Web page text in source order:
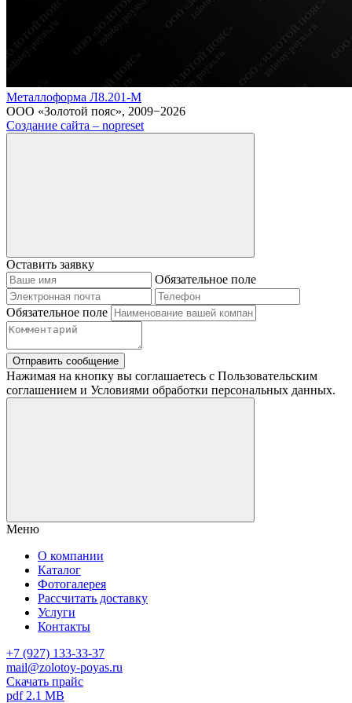
Металлоформа Л8.201-М
ООО «Золотой пояс», 2009−2026
Создание сайта – nopreset
Оставить заявку
Обязательное поле
Обязательное поле
Отправить сообщение
Нажимая на кнопку вы соглашаетесь с Пользовательским
соглашением и Условиями обработки персональных данных.
Меню
О компании
Каталог
Фотогалерея
Рассчитать доставку
Услуги
Контакты
+7 (927) 133-33-37
mail@zolotoy-poyas.ru
Скачать прайс
pdf 2.1 MB